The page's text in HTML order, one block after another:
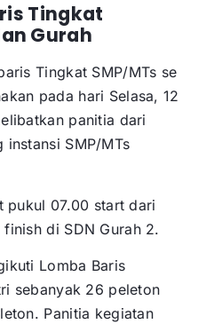
Tingkat
Gurah
Tingkat SMP/MTs se
pada hari Selasa, 12
panitia dari
SMP/MTs
pukul 07.00 start dari
di SDN Gurah 2.
Lomba Baris
sebanyak 26 peleton
Panitia kegiatan